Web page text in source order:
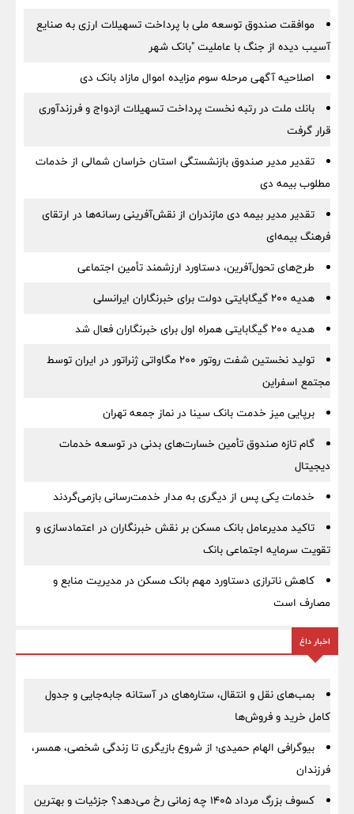
موافقت صندوق توسعه ملی با پرداخت تسهیلات ارزی به صنایع
آسیب دیده از جنگ با عاملیت "بانک شهر
اصلاحیه آگهی مرحله سوم مزایده اموال مازاد بانک دی
بانك ملت در رتبه نخست پرداخت تسهیلات ازدواج و فرزندآوری
قرار گرفت
تقدیر مدیر صندوق بازنشستگی استان خراسان شمالی از خدمات
مطلوب بیمه دی
تقدیر مدیر بیمه دی مازندران از نقش‌آفرینی رسانه‌ها در ارتقای
فرهنگ بیمه‌ای
طرح‌های تحول‌آفرین، دستاورد ارزشمند تأمین اجتماعی
هدیه ۲۰۰ گیگابایتی دولت برای خبرنگاران ایرانسلی
هدیه ۲۰۰ گیگابایتی همراه اول برای خبرنگاران فعال شد
تولید نخستین شفت روتور ۲۰۰ مگاواتی ژنراتور در ایران توسط
مجتمع اسفراین
برپایی میز خدمت بانک سینا در نماز جمعه تهران
گام تازه صندوق تأمین خسارت‌های بدنی در توسعه خدمات
دیجیتال
خدمات یکی پس از دیگری به مدار خدمت‌رسانی بازمی‌گردند
تاکید مدیرعامل بانک مسکن بر نقش خبرنگاران در اعتمادسازی و
تقویت سرمایه اجتماعی بانک
کاهش ناترازی دستاورد مهم بانک مسکن در مدیریت منابع و
مصارف است
اخبار داغ
بمب‌های نقل و انتقال، ستاره‌های در آستانه جابه‌جایی و جدول
کامل خرید و فروش‌ها
بیوگرافی الهام حمیدی؛ از شروع بازیگری تا زندگی شخصی، همسر،
فرزندان
کسوف بزرگ مرداد ۱۴۰۵ چه زمانی رخ می‌دهد؟ جزئیات و بهترین